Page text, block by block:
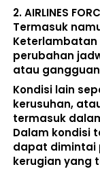
2. AIRLINES
Termasuk
perubahan
atau
Kondisi lain
kerusuhan,
termasuk
Dalam kondisi
dapat dimintai
kerugian yang